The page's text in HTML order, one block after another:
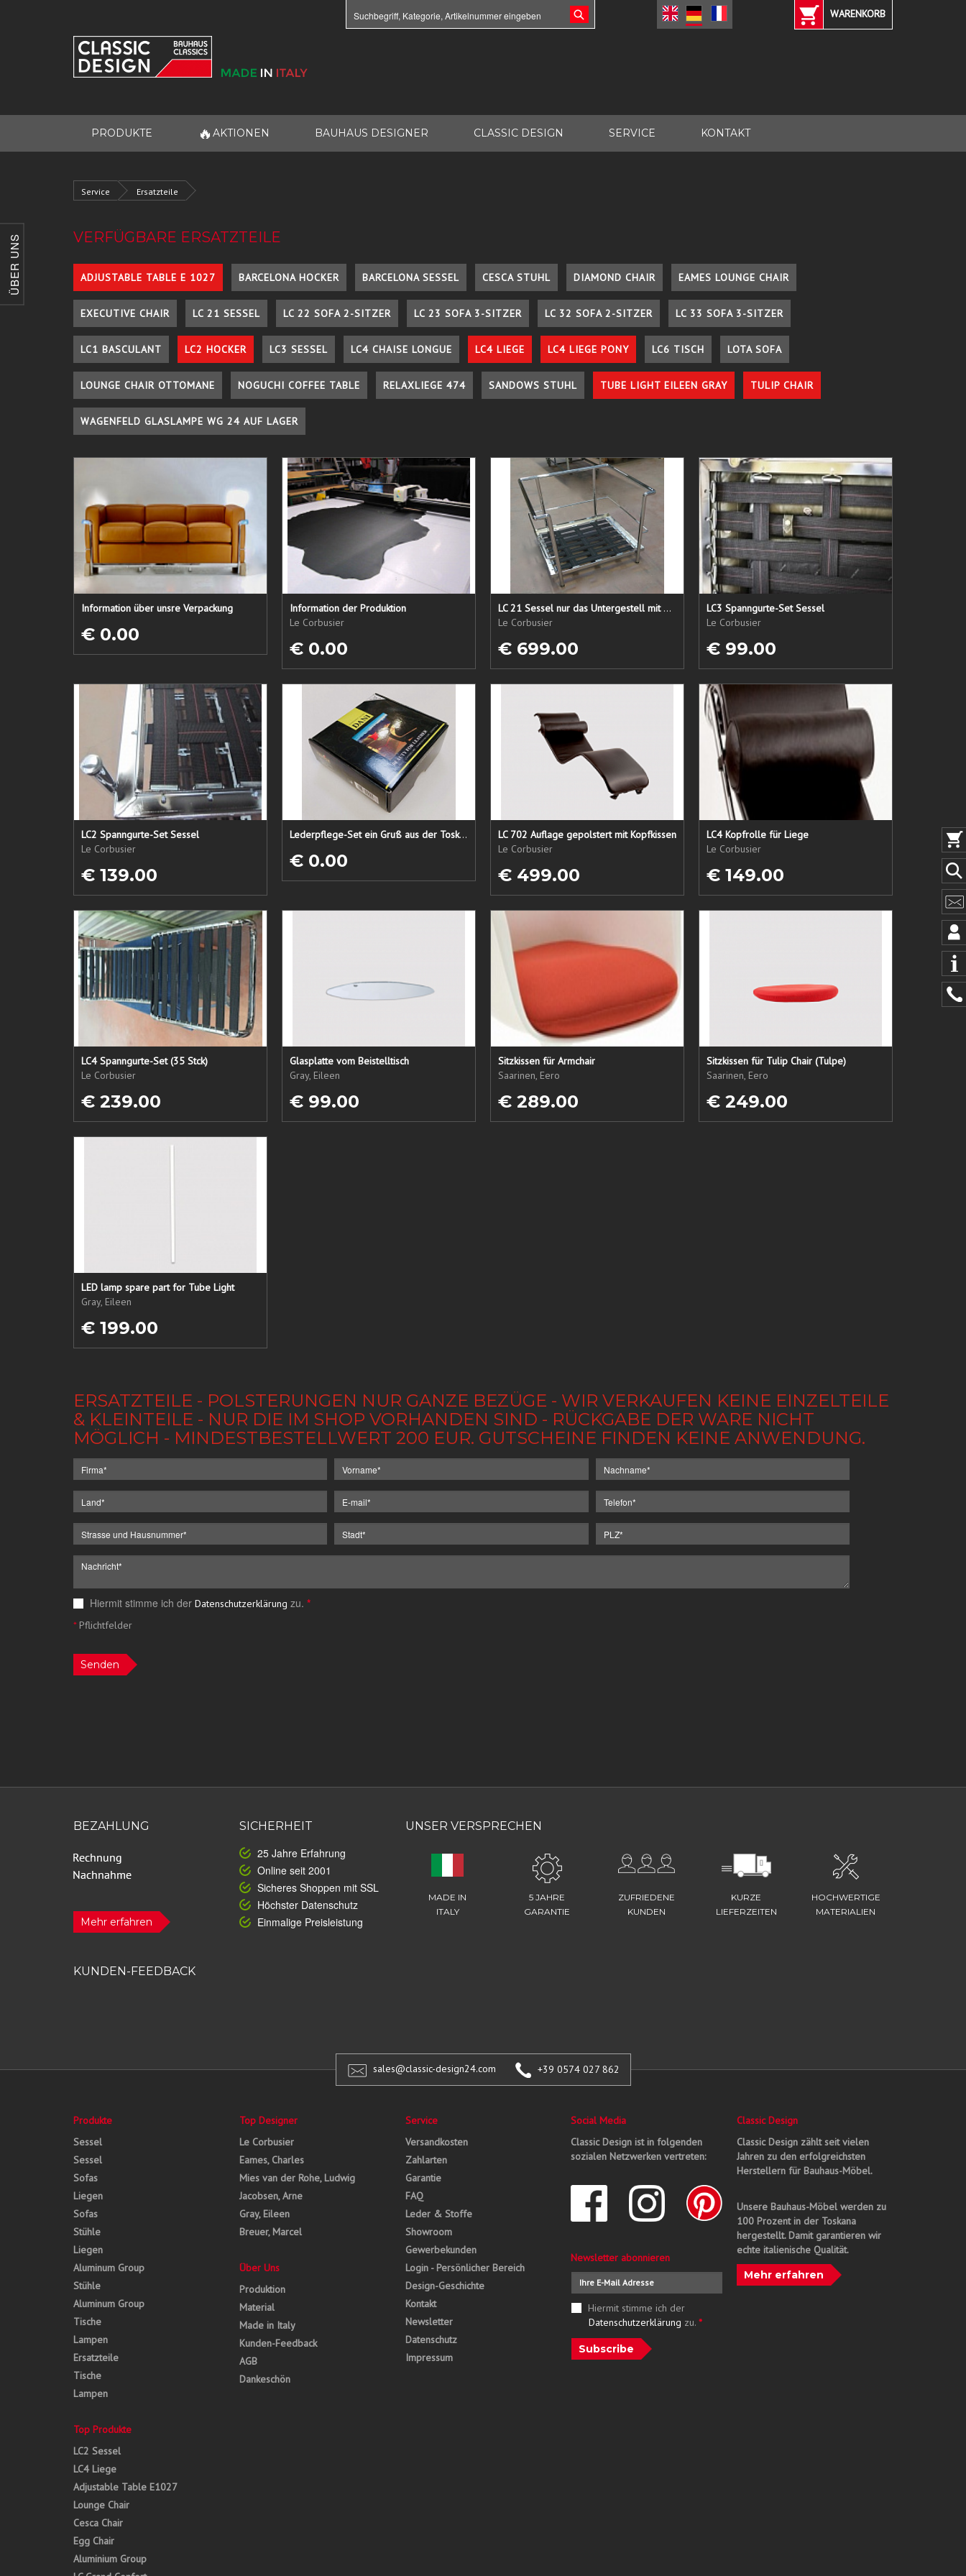
ÜBER UNS
WARENKORB
PRODUKTE 🔥 AKTIONEN BAUHAUS DESIGNER CLASSIC DESIGN SERVICE KONTAKT
Service Ersatzteile
VERFÜGBARE ERSATZTEILE
ADJUSTABLE TABLE E 1027 BARCELONA HOCKER BARCELONA SESSEL CESCA STUHL DIAMOND CHAIR EAMES LOUNGE CHAIR
EXECUTIVE CHAIR LC 21 SESSEL LC 22 SOFA 2-SITZER LC 23 SOFA 3-SITZER LC 32 SOFA 2-SITZER LC 33 SOFA 3-SITZER
LC1 BASCULANT LC2 HOCKER LC3 SESSEL LC4 CHAISE LONGUE LC4 LIEGE LC4 LIEGE PONY LC6 TISCH LOTA SOFA
LOUNGE CHAIR OTTOMANE NOGUCHI COFFEE TABLE RELAXLIEGE 474 SANDOWS STUHL TUBE LIGHT EILEEN GRAY TULIP CHAIR
WAGENFELD GLASLAMPE WG 24 AUF LAGER
Information über unsre Verpackung
€ 0.00
Information der Produktion
Le Corbusier
€ 0.00
LC 21 Sessel nur das Untergestell mit elastischen Straps
Le Corbusier
€ 699.00
LC3 Spanngurte-Set Sessel
Le Corbusier
€ 99.00
LC2 Spanngurte-Set Sessel
Le Corbusier
€ 139.00
Lederpflege-Set ein Gruß aus der Toskana...
€ 0.00
LC 702 Auflage gepolstert mit Kopfkissen
Le Corbusier
€ 499.00
LC4 Kopfrolle für Liege
Le Corbusier
€ 149.00
LC4 Spanngurte-Set (35 Stck)
Le Corbusier
€ 239.00
Glasplatte vom Beistelltisch
Gray, Eileen
€ 99.00
Sitzkissen für Armchair
Saarinen, Eero
€ 289.00
Sitzkissen für Tulip Chair (Tulpe)
Saarinen, Eero
€ 249.00
LED lamp spare part for Tube Light
Gray, Eileen
€ 199.00
ERSATZTEILE - POLSTERUNGEN NUR GANZE BEZÜGE - WIR VERKAUFEN KEINE EINZELTEILE
& KLEINTEILE - NUR DIE IM SHOP VORHANDEN SIND - RÜCKGABE DER WARE NICHT
MÖGLICH - MINDESTBESTELLWERT 200 EUR. GUTSCHEINE FINDEN KEINE ANWENDUNG.
Hiermit stimme ich der Datenschutzerklärung zu. *
*Pflichtfelder
Senden
BEZAHLUNG
Mehr erfahren
SICHERHEIT
25 Jahre Erfahrung
Online seit 2001
Sicheres Shoppen mit SSL
Höchster Datenschutz
Einmalige Preisleistung
UNSER VERSPRECHEN
MADE IN
ITALY
5 JAHRE
GARANTIE
ZUFRIEDENE
KUNDEN
KURZE
LIEFERZEITEN
HOCHWERTIGE
MATERIALIEN
KUNDEN-FEEDBACK
sales@classic-design24.com +39 0574 027 862
Produkte
Sessel
Sessel
Sofas
Liegen
Sofas
Stühle
Liegen
Aluminum Group
Stühle
Aluminum Group
Tische
Lampen
Ersatzteile
Tische
Lampen
Top Produkte
LC2 Sessel
LC4 Liege
Adjustable Table E1027
Lounge Chair
Cesca Chair
Egg Chair
Aluminium Group
Top Designer
Le Corbusier
Eames, Charles
Mies van der Rohe, Ludwig
Jacobsen, Arne
Gray, Eileen
Breuer, Marcel
Über Uns
Produktion
Material
Made in Italy
Kunden-Feedback
AGB
Dankeschön
Service
Versandkosten
Zahlarten
Garantie
FAQ
Leder & Stoffe
Showroom
Gewerbekunden
Login - Persönlicher Bereich
Design-Geschichte
Kontakt
Newsletter
Datenschutz
Impressum
Social Media
Classic Design ist in folgenden
sozialen Netzwerken vertreten:
Newsletter abonnieren
Hiermit stimme ich der
Datenschutzerklärung zu. *
Subscribe
Classic Design
Classic Design zählt seit vielen
Jahren zu den erfolgreichsten
Herstellern für Bauhaus-Möbel.
Unsere Bauhaus-Möbel werden zu
100 Prozent in der Toskana
hergestellt. Damit garantieren wir
echte italienische Qualität.
Mehr erfahren